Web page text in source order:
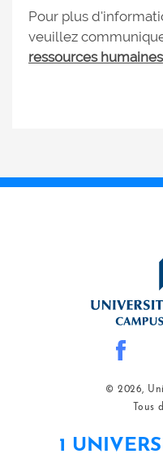
Pour plus
veuillez
ressources humaines
© 2026,
Tous
1